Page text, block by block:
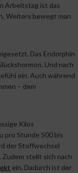
Arbeitstag ist das
Weiters bewegt man
Das Endorphin
Und nach
ein. Auch während
– dem
Kilos
pro Stunde 500 bis
der Stoffwechsel
stellt sich nach
ein. Dadurch ist der